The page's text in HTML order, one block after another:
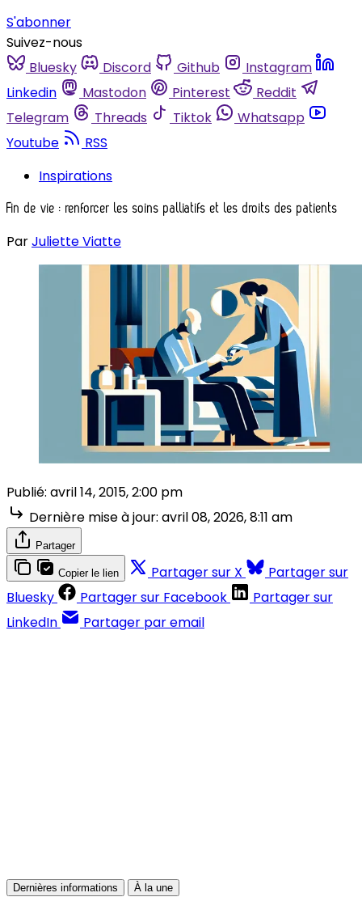
S'abonner
Suivez-nous
Bluesky
Discord Github
Instagram
Linkedin
Mastodon Pinterest
Reddit
Telegram
Threads Tiktok
Whatsapp
Youtube
RSS
Inspirations
Fin de vie : renforcer les soins palliatifs et les droits des patients
ParJuliette Viatte
Publié: avril 14, 2015, 2:00 pm
Dernière mise à jour: avril 08, 2026, 8:11 am
Partager
Copier le lien Partager sur X
Partager sur
Bluesky
Partager sur Facebook
Partager sur
LinkedIn
Partager par email
Dernières informations À la une